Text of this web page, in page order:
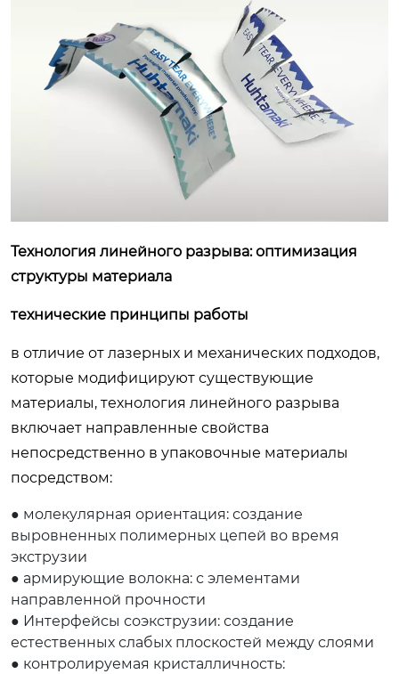
Технология линейного разрыва: оптимизация
структуры материала
технические принципы работы
в отличие от лазерных и механических подходов,
которые модифицируют существующие
материалы, технология линейного разрыва
включает направленные свойства
непосредственно в упаковочные материалы
посредством:
● молекулярная ориентация: создание
выровненных полимерных цепей во время
экструзии
● армирующие волокна: с элементами
направленной прочности
● Интерфейсы соэкструзии: создание
естественных слабых плоскостей между слоями
● контролируемая кристалличность: